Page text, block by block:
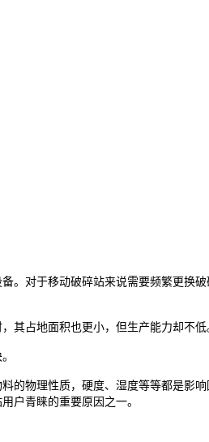
。对于移动破碎站来说需要频繁更换
其占地面积也更小，但生产能力却不低
的物理性质，硬度、湿度等等都是影
户青睐的重要原因之一。